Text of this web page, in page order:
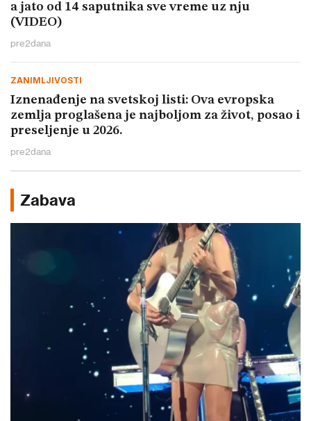
a jato od 14 saputnika sve vreme uz nju
(VIDEO)
pre2dana
ZANIMLJIVOSTI
Iznenađenje na svetskoj listi: Ova evropska
zemlja proglašena je najboljom za život, posao i
preseljenje u 2026.
pre2dana
Zabava